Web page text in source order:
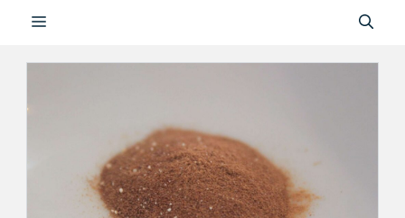
SaltarMENU